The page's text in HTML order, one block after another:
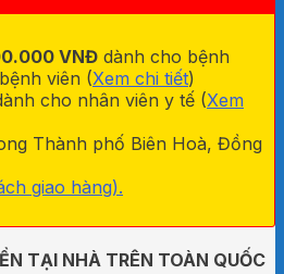
VNĐ dành cho bệnh
viên (Xem chi tiết)
cho nhân viên y tế (Xem
Thành phố Biên Hoà, Đồng
giao hàng).
TẠI NHÀ TRÊN TOÀN QUỐC